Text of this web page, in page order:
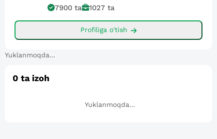
7900 ta 1027 ta
Profiliga o'tish
Yuklanmoqda...
0 ta izoh
Yuklanmoqda...